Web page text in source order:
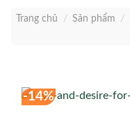
Trang chủ / Sản phẩm /
-14%